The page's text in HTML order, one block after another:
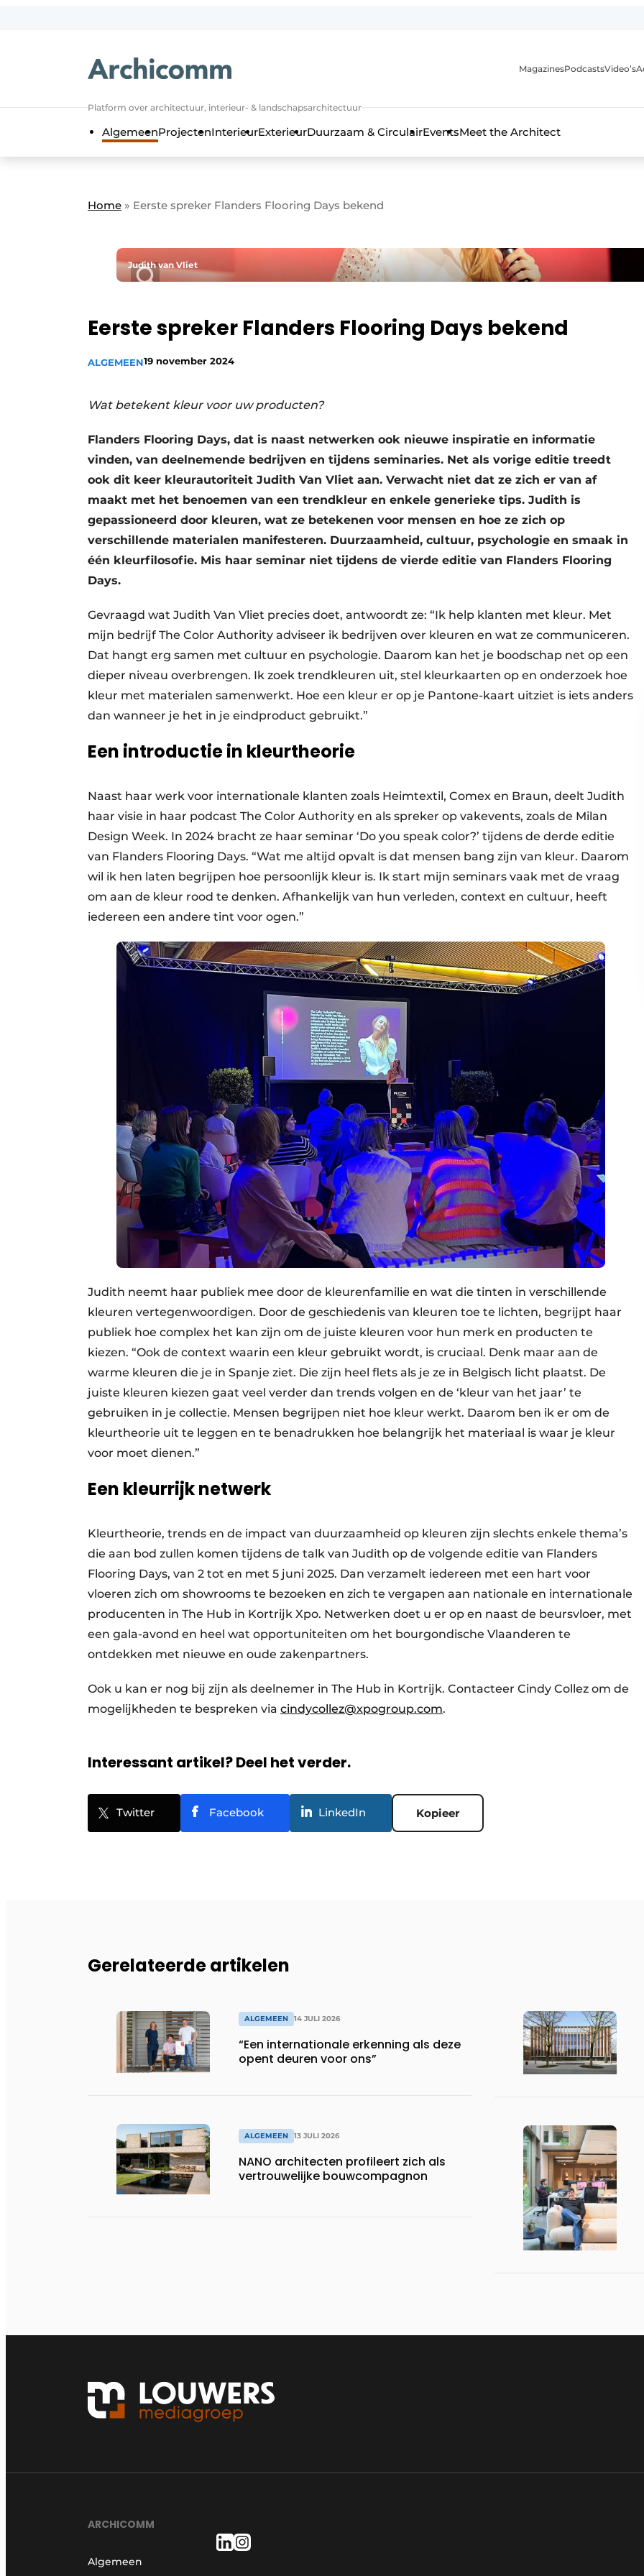
Platform over architectuur, interieur- & landschapsarchitectuur
MagazinesPodcastsVideo’s
AlgemeenProjectenInterieurExterieurDuurzaam & CirculairEventsMeet the Architect
Home » Eerste spreker Flanders Flooring Days bekend
Judith van Vliet
Eerste spreker Flanders Flooring Days bekend
ALGEMEEN19 november 2024
Wat betekent kleur voor uw producten?
Flanders Flooring Days, dat is naast netwerken ook nieuwe inspiratie en informatie
vinden, van deelnemende bedrijven en tijdens seminaries. Net als vorige editie treedt
ook dit keer kleurautoriteit Judith Van Vliet aan. Verwacht niet dat ze zich er van af
maakt met het benoemen van een trendkleur en enkele generieke tips. Judith is
gepassioneerd door kleuren, wat ze betekenen voor mensen en hoe ze zich op
verschillende materialen manifesteren. Duurzaamheid, cultuur, psychologie en smaak in
één kleurfilosofie. Mis haar seminar niet tijdens de vierde editie van Flanders Flooring
Days.
Gevraagd wat Judith Van Vliet precies doet, antwoordt ze: “Ik help klanten met kleur. Met
mijn bedrijf The Color Authority adviseer ik bedrijven over kleuren en wat ze communiceren.
Dat hangt erg samen met cultuur en psychologie. Daarom kan het je boodschap net op een
dieper niveau overbrengen. Ik zoek trendkleuren uit, stel kleurkaarten op en onderzoek hoe
kleur met materialen samenwerkt. Hoe een kleur er op je Pantone-kaart uitziet is iets anders
dan wanneer je het in je eindproduct gebruikt.”
Een introductie in kleurtheorie
Naast haar werk voor internationale klanten zoals Heimtextil, Comex en Braun, deelt Judith
haar visie in haar podcast The Color Authority en als spreker op vakevents, zoals de Milan
Design Week. In 2024 bracht ze haar seminar ‘Do you speak color?’ tijdens de derde editie
van Flanders Flooring Days. “Wat me altijd opvalt is dat mensen bang zijn van kleur. Daarom
wil ik hen laten begrijpen hoe persoonlijk kleur is. Ik start mijn seminars vaak met de vraag
om aan de kleur rood te denken. Afhankelijk van hun verleden, context en cultuur, heeft
iedereen een andere tint voor ogen.”
Judith neemt haar publiek mee door de kleurenfamilie en wat die tinten in verschillende
kleuren vertegenwoordigen. Door de geschiedenis van kleuren toe te lichten, begrijpt haar
publiek hoe complex het kan zijn om de juiste kleuren voor hun merk en producten te
kiezen. “Ook de context waarin een kleur gebruikt wordt, is cruciaal. Denk maar aan de
warme kleuren die je in Spanje ziet. Die zijn heel flets als je ze in Belgisch licht plaatst. De
juiste kleuren kiezen gaat veel verder dan trends volgen en de ‘kleur van het jaar’ te
gebruiken in je collectie. Mensen begrijpen niet hoe kleur werkt. Daarom ben ik er om de
kleurtheorie uit te leggen en te benadrukken hoe belangrijk het materiaal is waar je kleur
voor moet dienen.”
Een kleurrijk netwerk
Kleurtheorie, trends en de impact van duurzaamheid op kleuren zijn slechts enkele thema’s
die aan bod zullen komen tijdens de talk van Judith op de volgende editie van Flanders
Flooring Days, van 2 tot en met 5 juni 2025. Dan verzamelt iedereen met een hart voor
vloeren zich om showrooms te bezoeken en zich te vergapen aan nationale en internationale
producenten in The Hub in Kortrijk Xpo. Netwerken doet u er op en naast de beursvloer, met
een gala-avond en heel wat opportuniteiten om het bourgondische Vlaanderen te
ontdekken met nieuwe en oude zakenpartners.
Ook u kan er nog bij zijn als deelnemer in The Hub in Kortrijk. Contacteer Cindy Collez om de
mogelijkheden te bespreken via cindycollez@xpogroup.com.
Interessant artikel? Deel het verder.
Twitter Facebook LinkedIn Kopieer
Gerelateerde artikelen
ALGEMEEN 14 JULI 2026
“Een internationale erkenning als deze
opent deuren voor ons”
ALGEMEEN 13 JULI 2026
NANO architecten profileert zich als
vertrouwelijke bouwcompagnon
ARCHICOMM
Algemeen